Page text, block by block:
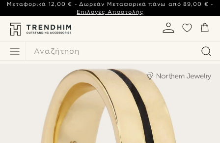
Αναζήτηση
Μεταφορικά 12,00 € - Δωρεάν Μεταφορικά πάνω από 89,00 € -
Επιλογές Αποστολής